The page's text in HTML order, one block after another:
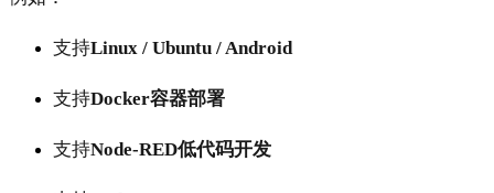
支持Linux / Ubuntu / Android
支持Docker容器部署
支持Node-RED低代码开发